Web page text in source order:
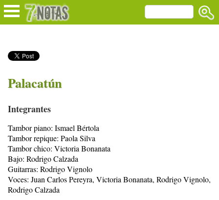
Palacatún
Integrantes
Tambor piano: Ismael Bértola
Tambor repique: Paola Silva
Tambor chico: Victoria Bonanata
Bajo: Rodrigo Calzada
Guitarras: Rodrigo Vignolo
Voces: Juan Carlos Pereyra, Victoria Bonanata, Rodrigo Vignolo,
Rodrigo Calzada